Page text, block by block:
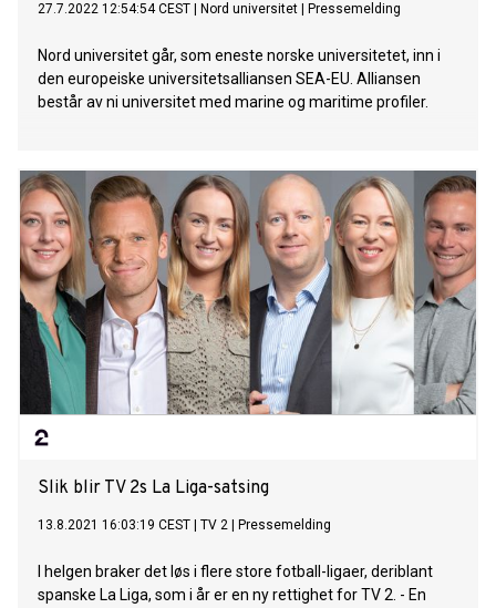
27.7.2022 12:54:54 CEST Nord universitet Pressemelding
Nord universitet går, som eneste norske universitetet, inn i
den europeiske universitetsalliansen SEA-EU. Alliansen
består av ni universitet med marine og maritime profiler.
Slik blir TV 2s La Liga-satsing
13.8.2021 16:03:19 CEST TV 2 Pressemelding
I helgen braker det løs i flere store fotball-ligaer, deriblant
spanske La Liga, som i år er en ny rettighet for TV 2. - En